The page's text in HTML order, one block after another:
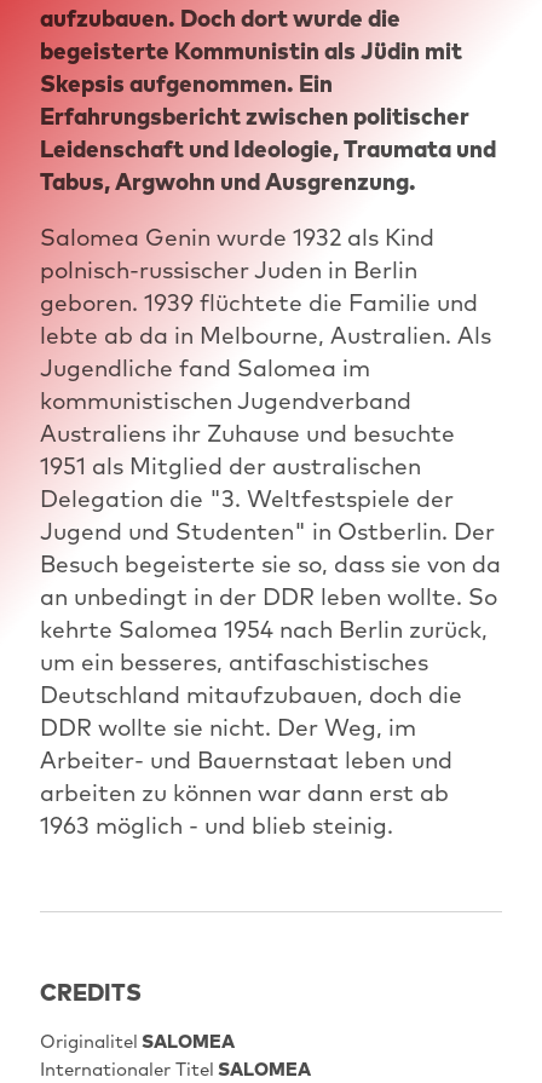
aufzubauen. Doch dort wurde die
begeisterte Kommunistin als Jüdin mit
Skepsis aufgenommen. Ein
Erfahrungsbericht zwischen politischer
Leidenschaft und Ideologie, Traumata und
Tabus, Argwohn und Ausgrenzung.
Salomea Genin wurde 1932 als Kind
polnisch-russischer Juden in Berlin
geboren. 1939 flüchtete die Familie und
lebte ab da in Melbourne, Australien. Als
Jugendliche fand Salomea im
kommunistischen Jugendverband
Australiens ihr Zuhause und besuchte
1951 als Mitglied der australischen
Delegation die "3. Weltfestspiele der
Jugend und Studenten" in Ostberlin. Der
Besuch begeisterte sie so, dass sie von da
an unbedingt in der DDR leben wollte. So
kehrte Salomea 1954 nach Berlin zurück,
um ein besseres, antifaschistisches
Deutschland mitaufzubauen, doch die
DDR wollte sie nicht. Der Weg, im
Arbeiter- und Bauernstaat leben und
arbeiten zu können war dann erst ab
1963 möglich - und blieb steinig.
CREDITS
Originalitel SALOMEA
Internationaler Titel SALOMEA